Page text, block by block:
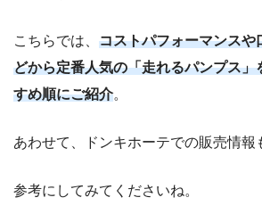
こちらでは、 コストパフォーマンスや
どから定番人気の「走れるパンプス」
すめ順にご紹介。
あわせて、ドンキホーテでの販売情報
参考にしてみてくださいね。